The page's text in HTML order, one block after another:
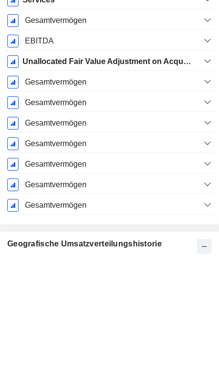
Gesamtvermögen
EBITDA
Unallocated Fair Value Adjustment on Acquired Deferred Income Liability
Gesamtvermögen
Gesamtvermögen
Gesamtvermögen
Gesamtvermögen
Gesamtvermögen
Gesamtvermögen
Gesamtvermögen
Geografische Umsatzverteilungshistorie